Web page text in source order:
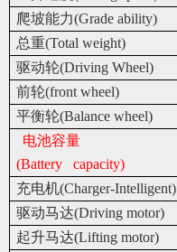
爬坡能力(Grade ability)
总重(Total weight)
驱动轮(Driving Wheel)
前轮(front wheel)
平衡轮(Balance wheel)
电池容量
(Battery capacity)
充电机(Charger-Intelligent)
驱动马达(Driving motor)
起升马达(Lifting motor)